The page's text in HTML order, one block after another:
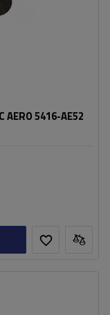
5416-AE52